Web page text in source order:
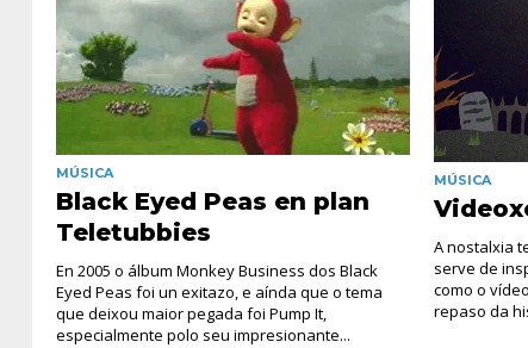
MÚSICA
Black Eyed Peas en plan
Teletubbies
En 2005 o álbum Monkey Business dos Black
Eyed Peas foi un exitazo, e aínda que o tema
que deixou maior pegada foi Pump It,
especialmente polo seu impresionante...
MÚSICA
A nostalxia
serve de
como o
repaso da